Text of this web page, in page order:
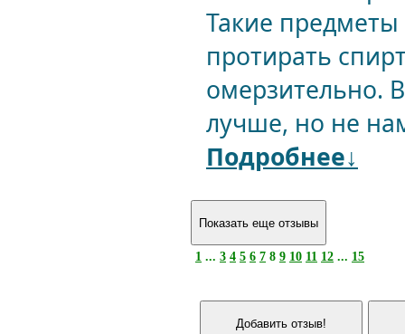
Такие
протирать
омерзительно.
лучше, но не
Подробнее↓
1 ... 3 4 5 6 7 8 9 10 11 12 ... 15